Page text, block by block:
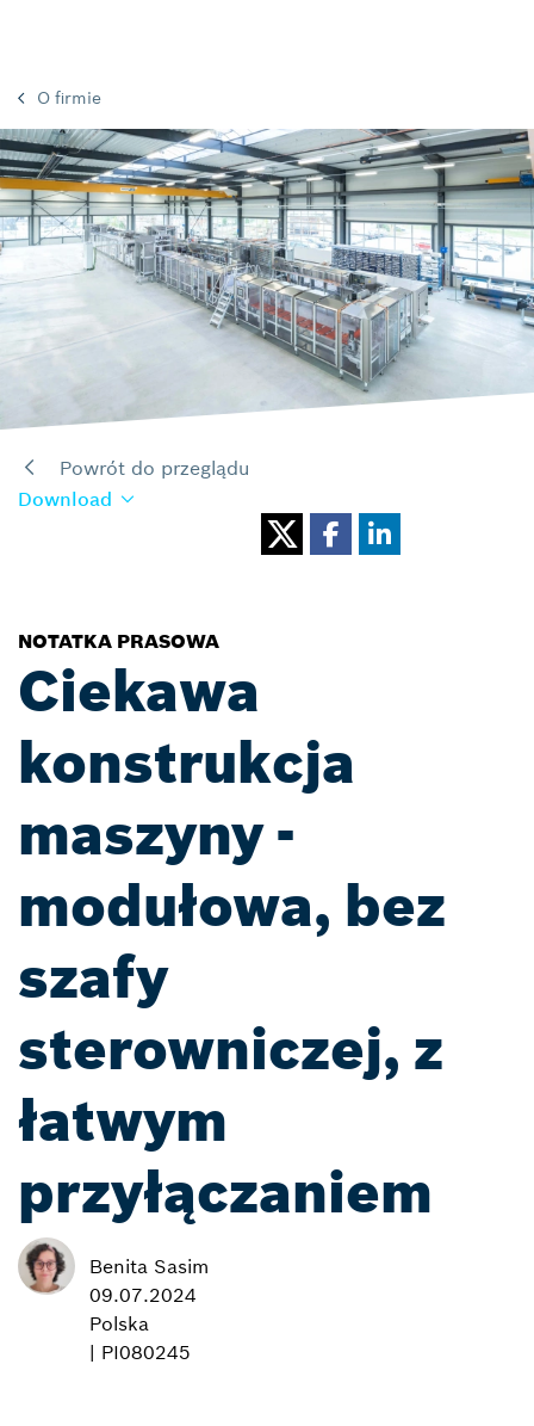
O firmie
Powrót do przeglądu
Download
NOTATKA PRASOWA
Ciekawa
konstrukcja
maszyny -
modułowa, bez
szafy
sterowniczej, z
łatwym
przyłączaniem
Benita Sasim
09.07.2024
Polska
| PI080245